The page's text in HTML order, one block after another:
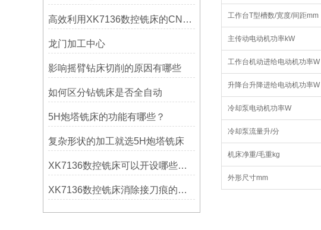
高效利用XK7136数控铣床的CNC系统？
龙门加工中心
影响摇臂钻床切削的原因有哪些
如何区分钻铣床是否全自动
5H炮塔铣床的功能有哪些？
复杂形状的加工就选5H炮塔铣床
XK7136数控铣床可以开设哪些考核项目？
XK7136数控铣床消除接刀痕的操作
工作台T型槽数/宽度/间距mm
主传动电动机功率kW
工作台机动进给电动机功率W
升降台升降进给电动机功率W
冷却泵电动机功率W
冷却泵流量升/分
机床净重/毛重kg
外形尺寸mm